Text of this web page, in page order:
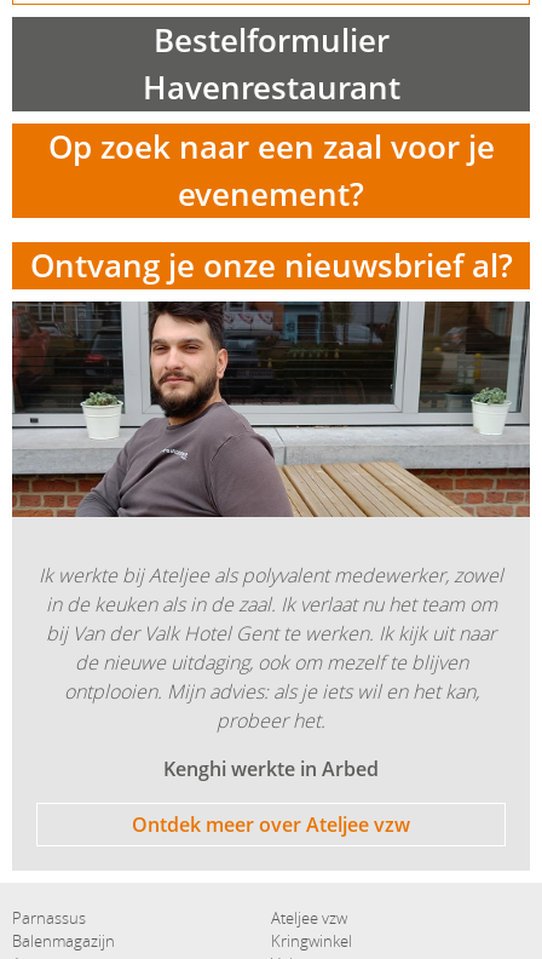
Bestelformulier
Havenrestaurant
Op zoek naar een zaal voor je
evenement?
Ontvang je onze nieuwsbrief al?
Ik werkte bij Ateljee als polyvalent medewerker, zowel
in de keuken als in de zaal. Ik verlaat nu het team om
bij Van der Valk Hotel Gent te werken. Ik kijk uit naar
de nieuwe uitdaging, ook om mezelf te blijven
ontplooien. Mijn advies: als je iets wil en het kan,
probeer het.
Kenghi werkte in Arbed
Ontdek meer over Ateljee vzw
Hoofdnavigatie
Parnassus
Balenmagazijn
secundaire navigatie
Ateljee vzw
Kringwinkel